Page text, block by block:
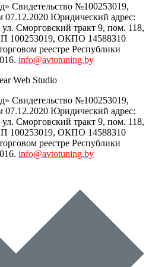
Свидетельство №100253019,
Юридический адрес:
ул. Сморговский тракт 9, пом. 118,
100253019, ОКПО 14588310
реестре Республики
info@avtotuning.by
Web Studio
Свидетельство №100253019,
Юридический адрес:
ул. Сморговский тракт 9, пом. 118,
100253019, ОКПО 14588310
реестре Республики
info@avtotuning.by